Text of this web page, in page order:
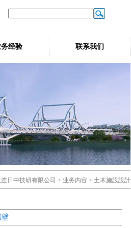
经验 联系我们
日中技研有限公司 > 业务内容 > 土木施設設計
壁